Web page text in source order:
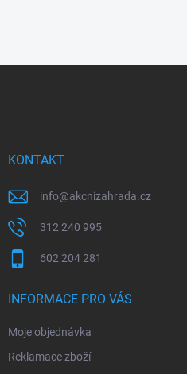
KONTAKT
info@akcnizahrada.cz
312 240 995
602 204 281
INFORMACE PRO VÁS
Moje objednávka
Reklamace zboží